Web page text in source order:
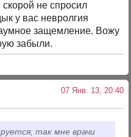
не спросил
у вас невролгия
защемление. Вожу
забыли.
07 Янв. 13, 20:40
так мне врачи